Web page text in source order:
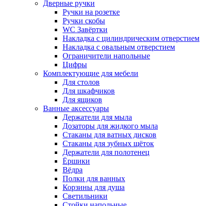
Дверные ручки
Ручки на розетке
Ручки скобы
WC Завёртки
Накладка с цилиндрическим отверстием
Накладка с овальным отверстием
Ограничители напольные
Цифры
Комплектующие для мебели
Для столов
Для шкафчиков
Для ящиков
Ванные аксессуары
Держатели для мыла
Дозаторы для жидкого мыла
Стаканы для ватных дисков
Стаканы для зубных щёток
Держатели для полотенец
Ёршики
Вёдра
Полки для ванных
Корзины для душа
Светильники